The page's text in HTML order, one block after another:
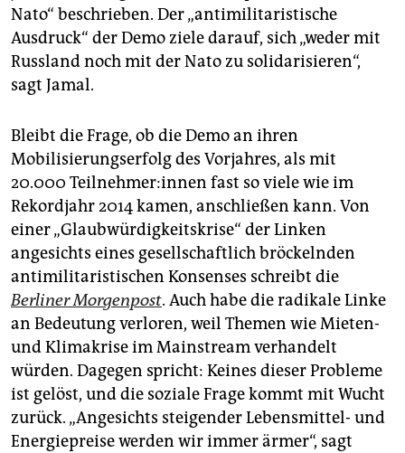
Nato“ beschrieben. Der „antimilitaristische
Ausdruck“ der Demo ziele darauf, sich „weder mit
Russland noch mit der Nato zu solidarisieren“,
sagt Jamal.
Bleibt die Frage, ob die Demo an ihren
Mobilisierungserfolg des Vorjahres, als mit
20.000 Teil­neh­me­r:in­nen fast so viele wie im
Rekordjahr 2014 kamen, anschließen kann. Von
einer „Glaubwürdigkeitskrise“ der Linken
angesichts eines gesellschaftlich bröckelnden
antimilitaristischen Konsenses schreibt die
Berliner Morgenpost. Auch habe die radikale Linke
an Bedeutung verloren, weil Themen wie Mieten-
und Klimakrise im Mainstream verhandelt
würden. Dagegen spricht: Keines dieser Probleme
ist gelöst, und die soziale Frage kommt mit Wucht
zurück. „Angesichts steigender Lebensmittel- und
Energiepreise werden wir immer ärmer“, sagt